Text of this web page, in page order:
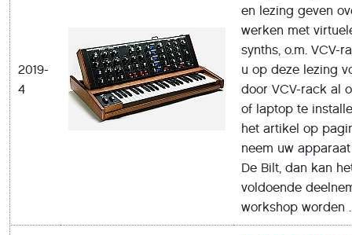
2019-
4
en lezing geven
werken met
synths, o.m. VCV-
u op deze lezing
door VCV-rack al
of laptop te
het artikel op
neem uw
De Bilt, dan kan
voldoende
workshop worden